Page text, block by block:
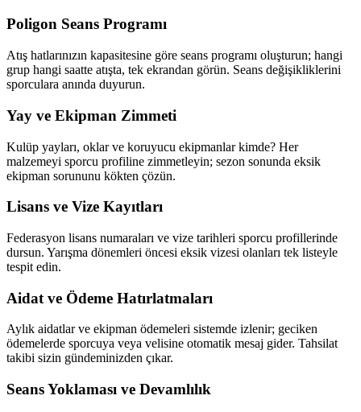
Poligon Seans Programı
Atış hatlarınızın kapasitesine göre seans programı oluşturun; hangi
grup hangi saatte atışta, tek ekrandan görün. Seans değişikliklerini
sporculara anında duyurun.
Yay ve Ekipman Zimmeti
Kulüp yayları, oklar ve koruyucu ekipmanlar kimde? Her
malzemeyi sporcu profiline zimmetleyin; sezon sonunda eksik
ekipman sorununu kökten çözün.
Lisans ve Vize Kayıtları
Federasyon lisans numaraları ve vize tarihleri sporcu profillerinde
dursun. Yarışma dönemleri öncesi eksik vizesi olanları tek listeyle
tespit edin.
Aidat ve Ödeme Hatırlatmaları
Aylık aidatlar ve ekipman ödemeleri sistemde izlenir; geciken
ödemelerde sporcuya veya velisine otomatik mesaj gider. Tahsilat
takibi sizin gündeminizden çıkar.
Seans Yoklaması ve Devamlılık